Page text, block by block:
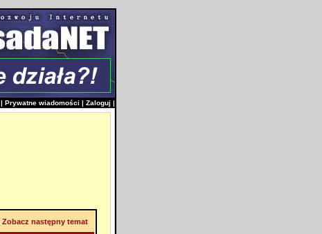
| Prywatne wiadomości | Zaloguj |
Zobacz następny temat